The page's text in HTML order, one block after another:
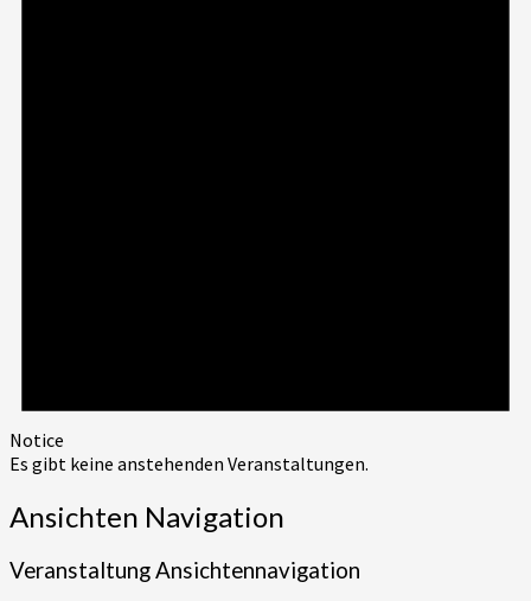
Notice
Es gibt keine anstehenden Veranstaltungen.
Ansichten Navigation
Veranstaltung Ansichtennavigation